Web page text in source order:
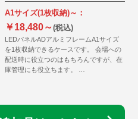
A1サイズ(1枚収納)～：
￥18,480～(税込)
LEDパネルADアルミフレームA1サイズ
を1枚収納できるケースです。 会場への
配送時に役立つのはもちろんですが、在
庫管理にも役立ちます。 …